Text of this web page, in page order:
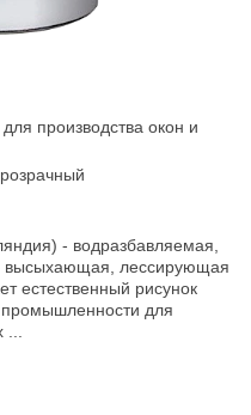
производства окон и
- водразбавляемая,
высыхающая, лессирующая
естественный рисунок
для